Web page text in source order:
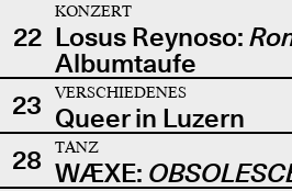
22
KONZERT
Losus Reynoso:
Albumtaufe
23
VERSCHIEDENES
Queer in Luzern
28
TANZ
WÆXE: